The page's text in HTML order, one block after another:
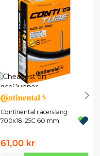
Continental racerslang
700x18-25C 60 mm
61,00 kr